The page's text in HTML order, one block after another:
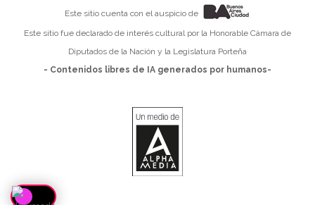
Este sitio cuenta con el auspicio de
Este sitio fue declarado de interés cultural por la Honorable Cámara de
Diputados de la Nación y la Legislatura Porteña
- Contenidos libres de IA generados por humanos-